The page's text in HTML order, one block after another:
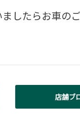
したらお車の
店舗ブ